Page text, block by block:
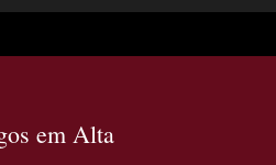
em Alta